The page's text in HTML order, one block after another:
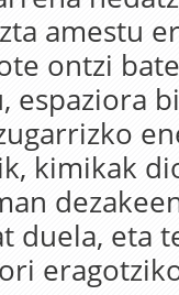
amestu
ontzi
espaziora
kimikak
duela, eta